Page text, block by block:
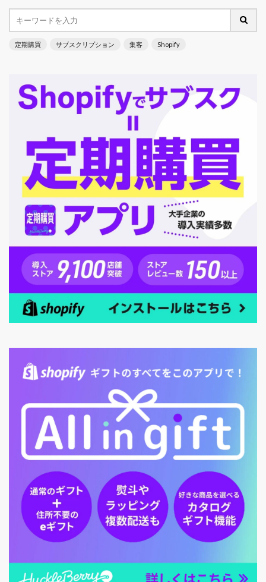
定期購買 サブスクリプション 集客 Shopify